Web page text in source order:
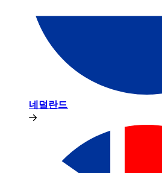
네덜란드​​